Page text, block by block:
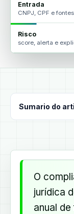
Entrada
CNPJ, CPF e
Risco
score, alerta e
Sumario do
O
jurídica
anual